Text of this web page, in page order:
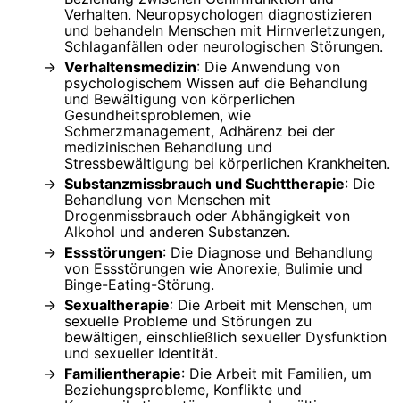
Verhalten. Neuropsychologen diagnostizieren
und behandeln Menschen mit Hirnverletzungen,
Schlaganfällen oder neurologischen Störungen.
Verhaltensmedizin: Die Anwendung von
psychologischem Wissen auf die Behandlung
und Bewältigung von körperlichen
Gesundheitsproblemen, wie
Schmerzmanagement, Adhärenz bei der
medizinischen Behandlung und
Stressbewältigung bei körperlichen Krankheiten.
Substanzmissbrauch und Suchttherapie: Die
Behandlung von Menschen mit
Drogenmissbrauch oder Abhängigkeit von
Alkohol und anderen Substanzen.
Essstörungen: Die Diagnose und Behandlung
von Essstörungen wie Anorexie, Bulimie und
Binge-Eating-Störung.
Sexualtherapie: Die Arbeit mit Menschen, um
sexuelle Probleme und Störungen zu
bewältigen, einschließlich sexueller Dysfunktion
und sexueller Identität.
Familientherapie: Die Arbeit mit Familien, um
Beziehungsprobleme, Konflikte und